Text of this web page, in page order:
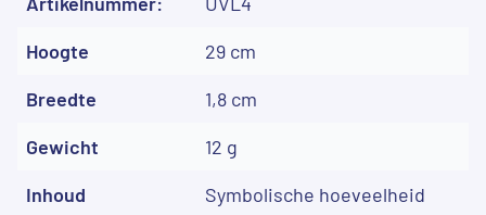
Hoogte
29 cm
Breedte
1,8 cm
Gewicht
12 g
Inhoud
Symbolische hoeveelheid